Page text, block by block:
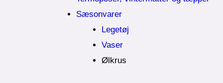
Sæsonvarer
Legetøj
Vaser
Ølkrus